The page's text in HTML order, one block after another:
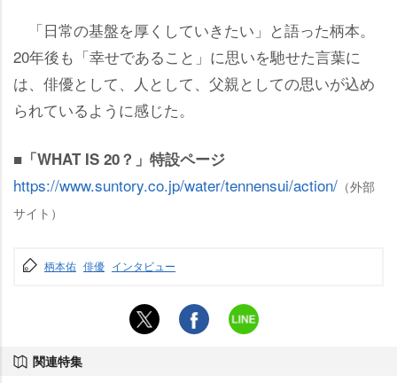
「日常の基盤を厚くしていきたい」と語った柄本。
20年後も「幸せであること」に思いを馳せた言葉に
は、俳優として、人として、父親としての思いが込め
られているように感じた。
■「WHAT IS 20？」特設ページ
https://www.suntory.co.jp/water/tennensui/action/ （外部
サイト）
柄本佑 俳優 インタビュー
関連特集